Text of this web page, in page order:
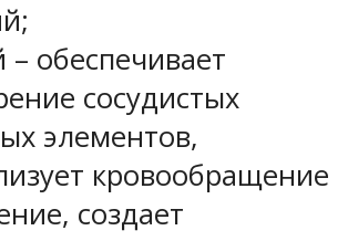
– обеспечивает
сосудистых
элементов,
кровообращение
создает